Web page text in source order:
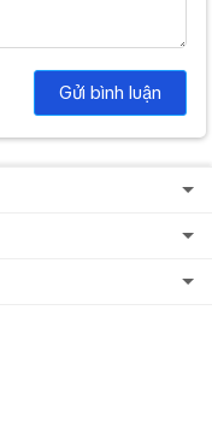
Gửi bình luận